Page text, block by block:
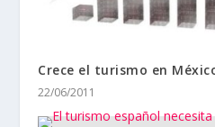
Crece el turismo en
22/06/2011